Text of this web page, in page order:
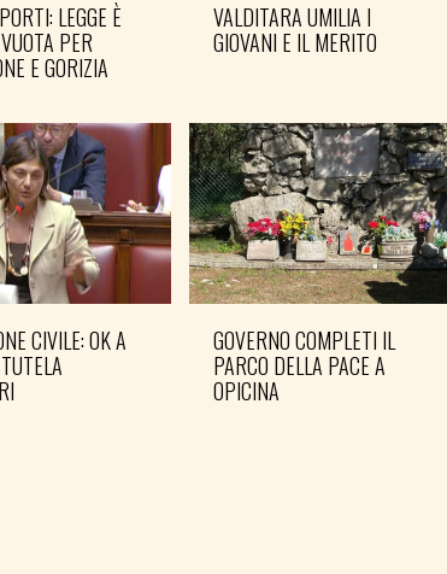
LEGGE È
PER
E GORIZIA
VALDITARA UMILIA I
GIOVANI E IL MERITO
CIVILE: OK A
GOVERNO COMPLETI IL
PARCO DELLA PACE A
OPICINA